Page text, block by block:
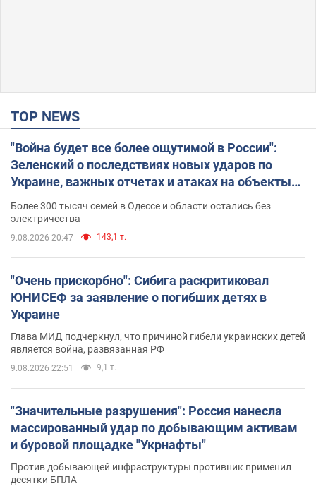
TOP NEWS
"Война будет все более ощутимой в России":
Зеленский о последствиях новых ударов по
Украине, важных отчетах и атаках на объекты
противника. Видео
Более 300 тысяч семей в Одессе и области остались без
электричества
9.08.2026 20:47 143,1 т.
"Очень прискорбно": Сибига раскритиковал
ЮНИСЕФ за заявление о погибших детях в
Украине
Глава МИД подчеркнул, что причиной гибели украинских детей
является война, развязанная РФ
9.08.2026 22:51 9,1 т.
"Значительные разрушения": Россия нанесла
массированный удар по добывающим активам
и буровой площадке "Укрнафты"
Против добывающей инфраструктуры противник применил
десятки БПЛА